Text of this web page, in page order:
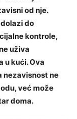
od nje.
do
kontrole,
uživa
u kući.Ova
nezavisnost ne
već može
doma.